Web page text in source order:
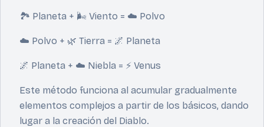
🏞️ Planeta + 🌬 Viento = ☁️ Polvo
☁️ Polvo + 🌿 Tierra = 🌌 Planeta
🌌 Planeta + ☁️ Niebla = ⚡️ Venus
Este método funciona al acumular gradualmente
elementos complejos a partir de los básicos, dando
lugar a la creación del Diablo.